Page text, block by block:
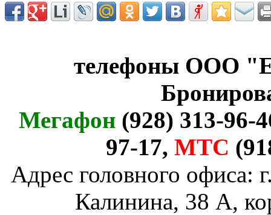
телефоны ООО
Мегафон(928) 313-96-
97-17, МТС
Адрес головного офиса:
Калинина, 38 А,